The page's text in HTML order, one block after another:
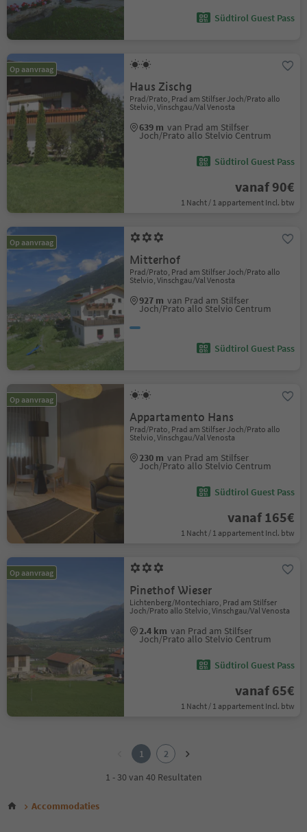
Südtirol Guest Pass
Op aanvraag
Haus Zischg
Prad/Prato, Prad am Stilfser Joch/Prato allo
Stelvio, Vinschgau/Val Venosta
639 m van Prad am Stilfser
Joch/Prato allo Stelvio Centrum
Südtirol Guest Pass
vanaf 90€
1 Nacht / 1 appartement Incl. btw
Op aanvraag
Mitterhof
Prad/Prato, Prad am Stilfser Joch/Prato allo
Stelvio, Vinschgau/Val Venosta
927 m van Prad am Stilfser
Joch/Prato allo Stelvio Centrum
Südtirol Guest Pass
Op aanvraag
Appartamento Hans
Prad/Prato, Prad am Stilfser Joch/Prato allo
Stelvio, Vinschgau/Val Venosta
230 m van Prad am Stilfser
Joch/Prato allo Stelvio Centrum
Südtirol Guest Pass
vanaf 165€
1 Nacht / 1 appartement Incl. btw
Op aanvraag
Pinethof Wieser
Lichtenberg/Montechiaro, Prad am Stilfser
Joch/Prato allo Stelvio, Vinschgau/Val Venosta
2.4 km van Prad am Stilfser
Joch/Prato allo Stelvio Centrum
Südtirol Guest Pass
vanaf 65€
1 Nacht / 1 appartement Incl. btw
1
2
1 - 30 van 40 Resultaten
Accommodaties